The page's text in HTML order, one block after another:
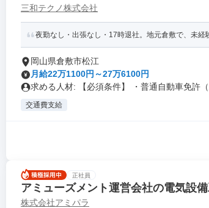
迎】【選べる休日】
三和テクノ株式会社
夜勤なし・出張なし・17時退社。地元倉敷で、未経
岡山県倉敷市松江
月給22万1100円～27万6100円
求める人材: 【必須条件】 ・普通自動車免許（
交通費支給
正社員
アミューズメント運営会社の電気設
株式会社アミパラ